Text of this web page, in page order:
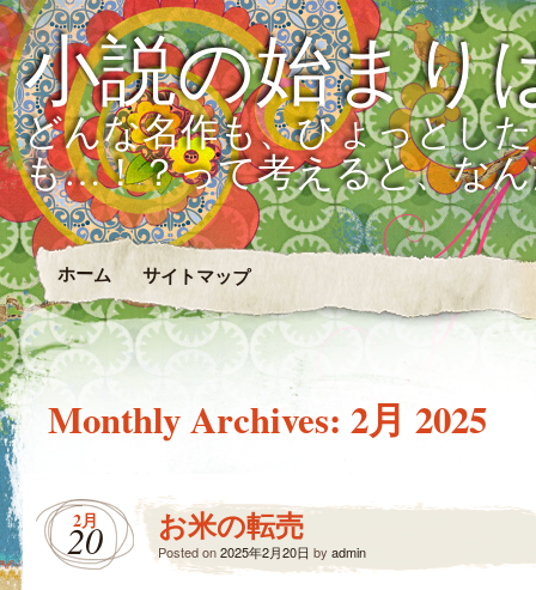
小説の始まり
どんな名作も、ひょっとし
も…！？って考えると、な
ホーム サイトマップ
Monthly Archives: 2月 2025
2月
20 お米の転売
Posted on2025年2月20日 by admin